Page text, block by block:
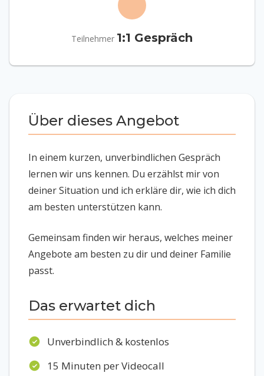
Teilnehmer 1:1 Gespräch
Über dieses Angebot
In einem kurzen, unverbindlichen Gespräch
lernen wir uns kennen. Du erzählst mir von
deiner Situation und ich erkläre dir, wie ich dich
am besten unterstützen kann.
Gemeinsam finden wir heraus, welches meiner
Angebote am besten zu dir und deiner Familie
passt.
Das erwartet dich
Unverbindlich & kostenlos
15 Minuten per Videocall